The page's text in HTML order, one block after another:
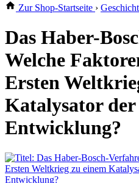
Zur Shop-Startseite ›
Das Haber-
Welche
Ersten
Katalysator der
Entwicklung?